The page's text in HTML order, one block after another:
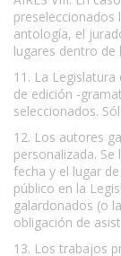
preseleccionados
antología, el
lugares dentro de
11. La
de edición -
seleccionados.
12. Los autores
personalizada.
fecha y el lugar
público en la
galardonados (o
obligación de
13. Los trabajos